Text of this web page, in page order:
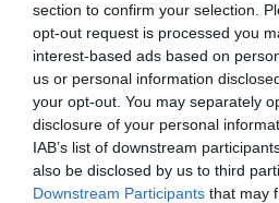
section to confirm your selection.
opt-out request is processed you
interest-based ads based on
us or personal information
your opt-out. You may separately
disclosure of your personal
IAB’s list of downstream
also be disclosed by us to third
Downstream Participants that may
Το 223900RP 2-Part Urethane Overprint
να προσφέρει εξαιρετική αντοχή σε
χημική αντοχή και ευκαμψία. Παρέχει
τύπου“wet look”. Το Urethane Clear
πάνω από μελάνια Nazdar,
System 2.
Υλικά εκτύπωσης:Βινύλια cast Και
πολυεστέρες και πολυκαρβονικά.